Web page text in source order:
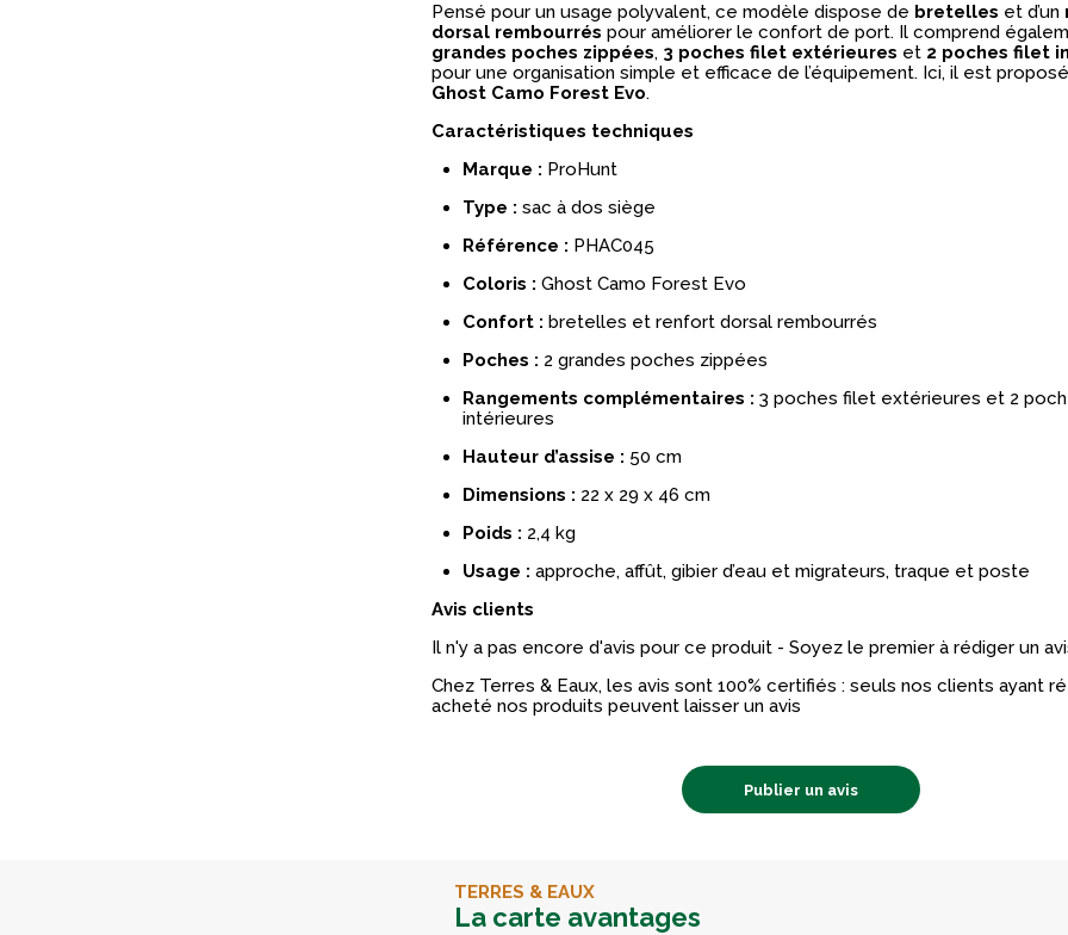
Pensé pour un usage polyvalent, ce modèle dispose de bretelles et d’un
dorsal rembourrés pour améliorer le confort de port. Il comprend
grandes poches zippées, 3 poches filet extérieures et 2 poches filet
pour une organisation simple et efficace de l’équipement. Ici, il est
Ghost Camo Forest Evo.
Caractéristiques techniques
Marque : ProHunt
Type : sac à dos siège
Référence : PHAC045
Coloris : Ghost Camo Forest Evo
Confort : bretelles et renfort dorsal rembourrés
Poches : 2 grandes poches zippées
Rangements complémentaires : 3 poches filet extérieures et 2
intérieures
Hauteur d’assise : 50 cm
Dimensions : 22 x 29 x 46 cm
Poids : 2,4 kg
Usage : approche, affût, gibier d’eau et migrateurs, traque et poste
Avis clients
Il n'y a pas encore d'avis pour ce produit - Soyez le premier à rédiger un
Chez Terres & Eaux, les avis sont 100% certifiés : seuls nos clients ayant
acheté nos produits peuvent laisser un avis
Publier un avis
TERRES & EAUX
La carte avantages